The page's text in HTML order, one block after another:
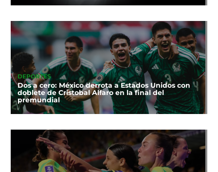
DEPORTES
Dos a cero: México derrota a Estados Unidos con
doblete de Cristobal Alfaro en la final del
premundial